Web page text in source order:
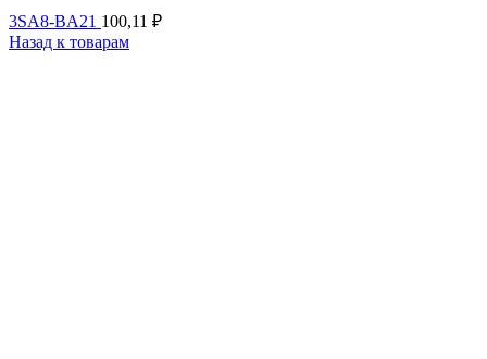
3SA8-BA21 100,11 ₽
Назад к товарам